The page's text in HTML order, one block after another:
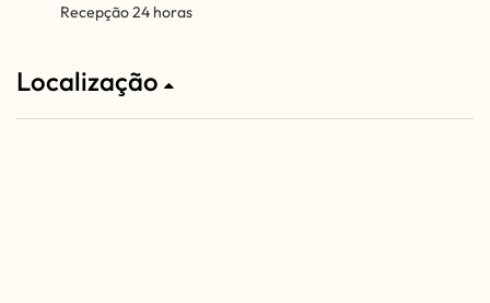
Recepção 24 horas
Localização